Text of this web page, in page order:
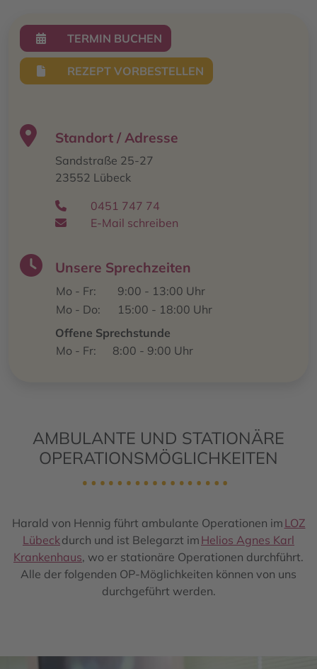
TERMIN BUCHEN
REZEPT VORBESTELLEN
Standort / Adresse
Sandstraße 25-27
23552 Lübeck
0451 747 74
E-Mail schreiben
Unsere Sprechzeiten
Mo - Fr:
9:00 - 13:00 Uhr
Mo - Do:
15:00 - 18:00 Uhr
Offene Sprechstunde
Mo - Fr:
8:00 - 9:00 Uhr
AMBULANTE UND STATIONÄRE
OPERATIONSMÖGLICHKEITEN
Harald von Hennig führt ambulante Operationen im LOZ
Lübeckdurch und ist Belegarzt im Helios Agnes Karl
Krankenhaus, wo er stationäre Operationen durchführt.
Alle der folgenden OP-Möglichkeiten können von uns
durchgeführt werden.